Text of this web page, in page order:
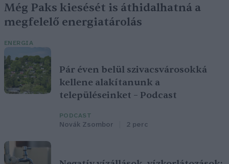
Még Paks kiesését is áthidalhatná a
megfelelő energiatárolás
ENERGIA
Pár éven belül szivacsvárosokká
kellene alakítanunk a
településeinket – Podcast
PODCAST
Novák Zsombor 2 perc